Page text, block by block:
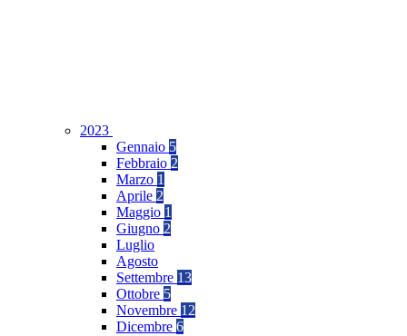
2023
Gennaio 5
Febbraio 2
Marzo 1
Aprile 2
Maggio 1
Giugno 2
Luglio
Agosto
Settembre 13
Ottobre 5
Novembre 12
Dicembre 6